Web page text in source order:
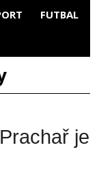
FUTBAL
je